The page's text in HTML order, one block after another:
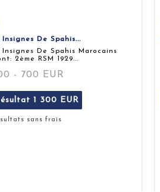
détaillée
Insignes De Spahis...
Insignes De Spahis Marocains
2ème RSM 1929...
- 700 EUR
1 300 EUR
sans frais